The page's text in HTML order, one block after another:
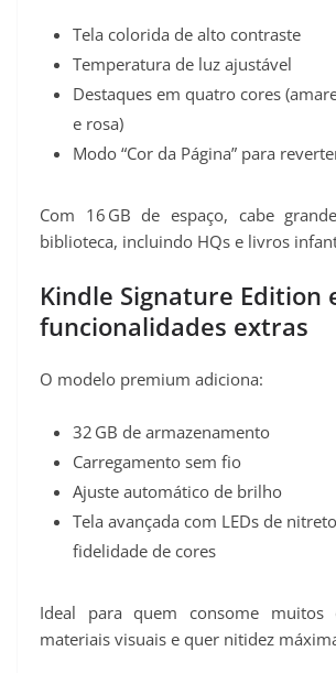
Tela colorida de alto contraste
Temperatura de luz ajustável
Destaques em quatro cores
e rosa)
Modo “Cor da Página” para
Com 16 GB de espaço, cabe
biblioteca, incluindo HQs e livros
Kindle Signature Edition
funcionalidades extras
O modelo premium adiciona:
32 GB de armazenamento
Carregamento sem fio
Ajuste automático de brilho
Tela avançada com LEDs de
fidelidade de cores
Ideal para quem consome muitos
materiais visuais e quer nitidez